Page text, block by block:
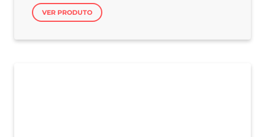
VER PRODUTO